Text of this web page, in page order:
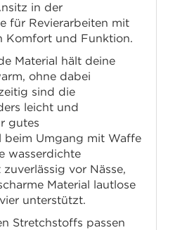
in der
für Revierarbeiten mit
Komfort und Funktion.
Material hält deine
ohne dabei
sind die
leicht und
gutes
beim Umgang mit Waffe
wasserdichte
vor Nässe,
Material lautlose
unterstützt.
Stretchstoffs passen